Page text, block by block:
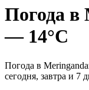
Погода в
— 14°C
Погода в
сегодня, завтра и 7